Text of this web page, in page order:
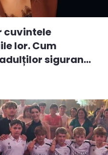
cuvintele
lor. Cum
siguran...